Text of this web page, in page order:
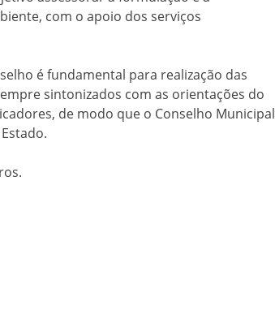
com o apoio dos serviços
é fundamental para realização das
sintonizados com as orientações do
de modo que o Conselho Municipal